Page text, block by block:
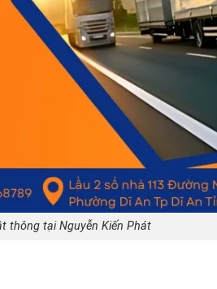
thông tại Nguyễn Kiến Phát